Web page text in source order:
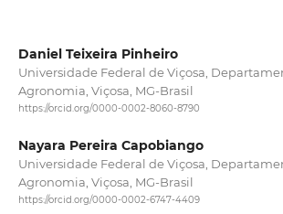
Daniel Teixeira Pinheiro
Universidade Federal de Viçosa,
Agronomia, Viçosa, MG-Brasil
https://orcid.org/0000-0002-8060-8790
Nayara Pereira Capobiango
Universidade Federal de Viçosa,
Agronomia, Viçosa, MG-Brasil
https://orcid.org/0000-0002-6747-4409